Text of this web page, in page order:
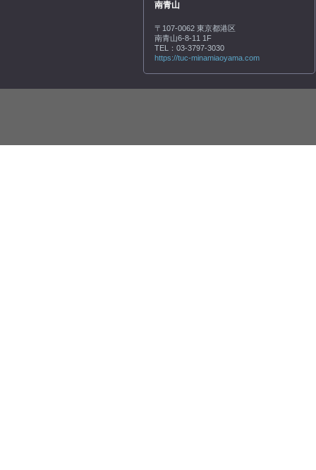
南青山
〒107-0062 東京都港区
南青山6-8-11 1F
TEL：03-3797-3030
https://tuc-minamiaoyama.com